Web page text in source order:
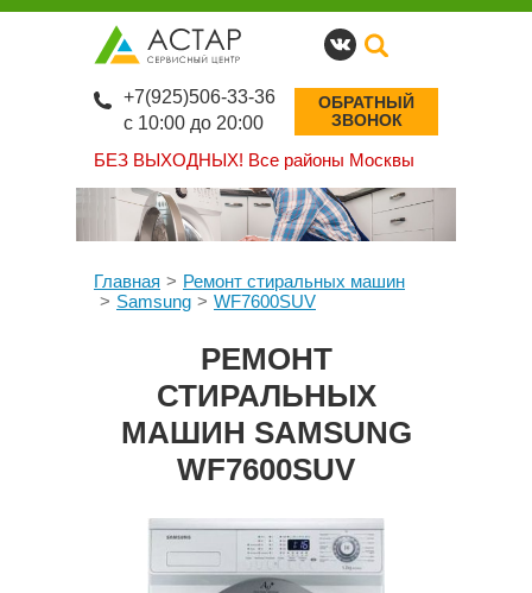
БЕЗ ВЫХОДНЫХ! Все районы Москвы
+7(925)506-33-36
с 10:00 до 20:00
ОБРАТНЫЙ
ЗВОНОК
Главная
Ремонт стиральных машин
Samsung
WF7600SUV
РЕМОНТ
СТИРАЛЬНЫХ
МАШИН SAMSUNG
WF7600SUV